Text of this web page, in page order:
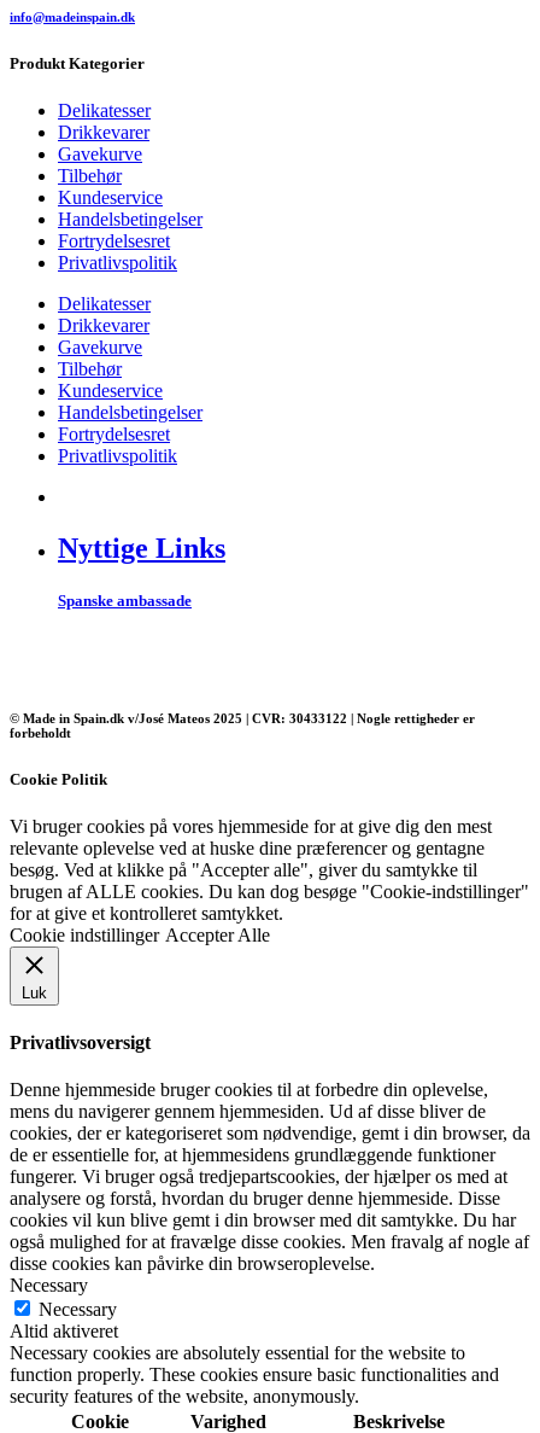
info@madeinspain.dk
Produkt Kategorier
Delikatesser
Drikkevarer
Gavekurve
Tilbehør
Kundeservice
Handelsbetingelser
Fortrydelsesret
Privatlivspolitik
Delikatesser
Drikkevarer
Gavekurve
Tilbehør
Kundeservice
Handelsbetingelser
Fortrydelsesret
Privatlivspolitik
Nyttige Links
Spanske ambassade
© Made in Spain.dk v/José Mateos 2025 | CVR: 30433122 | Nogle rettigheder er
forbeholdt
Cookie Politik
Vi bruger cookies på vores hjemmeside for at give dig den mest
relevante oplevelse ved at huske dine præferencer og gentagne
besøg. Ved at klikke på "Accepter alle", giver du samtykke til
brugen af ​​ALLE cookies. Du kan dog besøge "Cookie-indstillinger"
for at give et kontrolleret samtykket.
Cookie indstillinger Accepter Alle
Luk
Privatlivsoversigt
Denne hjemmeside bruger cookies til at forbedre din oplevelse,
mens du navigerer gennem hjemmesiden. Ud af disse bliver de
cookies, der er kategoriseret som nødvendige, gemt i din browser, da
de er essentielle for, at hjemmesidens grundlæggende funktioner
fungerer. Vi bruger også tredjepartscookies, der hjælper os med at
analysere og forstå, hvordan du bruger denne hjemmeside. Disse
cookies vil kun blive gemt i din browser med dit samtykke. Du har
også mulighed for at fravælge disse cookies. Men fravalg af nogle af
disse cookies kan påvirke din browseroplevelse.
Necessary
Necessary
Altid aktiveret
Necessary cookies are absolutely essential for the website to
function properly. These cookies ensure basic functionalities and
security features of the website, anonymously.
Cookie
Varighed Beskrivelse